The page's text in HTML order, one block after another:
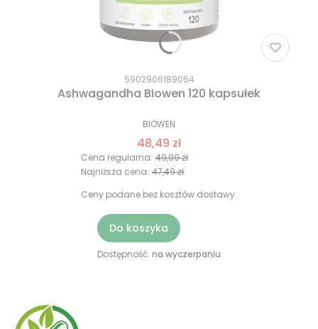
5902906189054
Ashwagandha Biowen 120 kapsułek
BIOWEN
48,49 zł
Cena regularna: 49,99 zł
Najniższa cena: 47,49 zł
Ceny podane bez kosztów dostawy.
Do koszyka
Dostępność: na wyczerpaniu